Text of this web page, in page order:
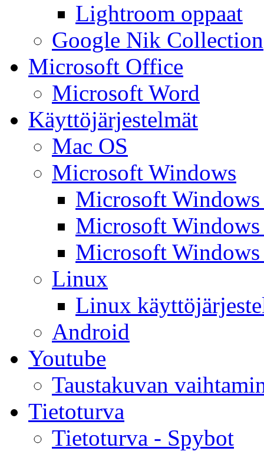
Lightroom oppaat
Google Nik Collection
Microsoft Office
Microsoft Word
Käyttöjärjestelmät
Mac OS
Microsoft Windows
Microsoft
Microsoft
Microsoft
Linux
Linux
Android
Youtube
Taustakuvan
Tietoturva
Tietoturva - Spybot